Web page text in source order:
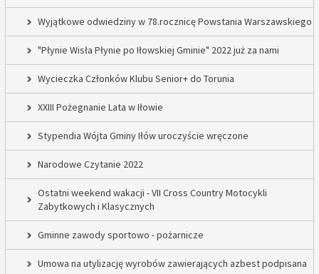
Wyjątkowe odwiedziny w 78.rocznicę Powstania Warszawskiego
"Płynie Wisła Płynie po Iłowskiej Gminie" 2022 już za nami
Wycieczka Członków Klubu Senior+ do Torunia
XXIII Pożegnanie Lata w Iłowie
Stypendia Wójta Gminy Iłów uroczyście wręczone
Narodowe Czytanie 2022
Ostatni weekend wakacji - VII Cross Country Motocykli
Zabytkowych i Klasycznych
Gminne zawody sportowo - pożarnicze
Umowa na utylizację wyrobów zawierających azbest podpisana